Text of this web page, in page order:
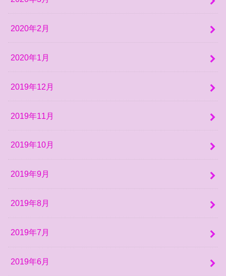
2020年2月
2020年1月
2019年12月
2019年11月
2019年10月
2019年9月
2019年8月
2019年7月
2019年6月